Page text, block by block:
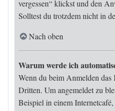
vergessen“ klickst und den
Solltest du trotzdem nicht in
Nach oben
Warum werde ich
Wenn du beim Anmelden
Dritten. Um angemeldet zu
Beispiel in einem